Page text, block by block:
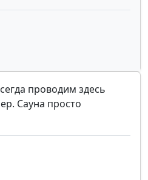
проводим здесь
Сауна просто